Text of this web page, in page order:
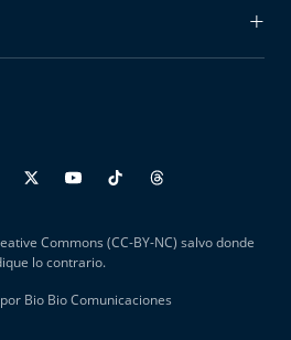
Ser Peor
BioBioTV
de Tomás Mosciatti
Commons (CC-BY-NC) salvo donde
lo contrario.
Bio Bio Comunicaciones